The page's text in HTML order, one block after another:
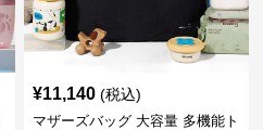
¥11,140 (税込)
マザーズバッグ 大容量 多機能ト